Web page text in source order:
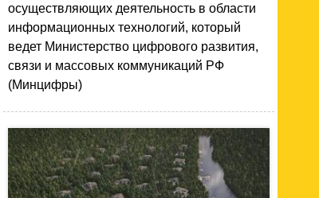
осуществляющих деятельность в области
информационных технологий, который
ведет Министерство цифрового развития,
связи и массовых коммуникаций РФ
(Минцифры)